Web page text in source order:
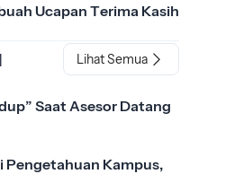
Ucapan Terima Kasih
Lihat Semua
Saat Asesor Datang
Pengetahuan Kampus,